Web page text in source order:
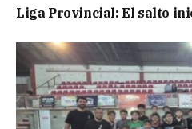
Liga Provincial: El salto